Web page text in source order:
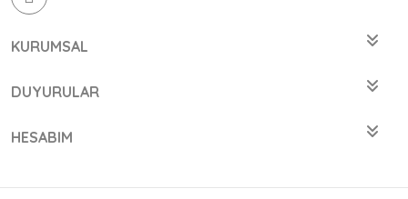
KURUMSAL
DUYURULAR
HESABIM